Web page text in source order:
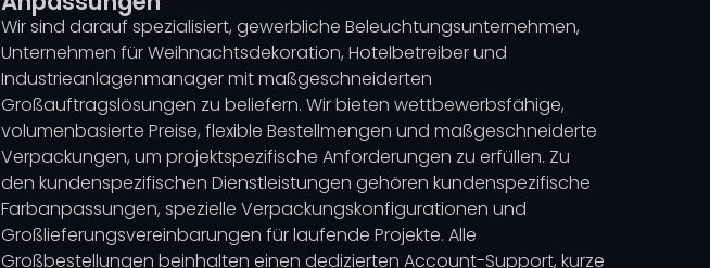
Wir sind darauf spezialisiert, gewerbliche Beleuchtungsunternehmen,
Unternehmen für Weihnachtsdekoration, Hotelbetreiber und
Industrieanlagenmanager mit maßgeschneiderten
Großauftragslösungen zu beliefern. Wir bieten wettbewerbsfähige,
volumenbasierte Preise, flexible Bestellmengen und maßgeschneiderte
Verpackungen, um projektspezifische Anforderungen zu erfüllen. Zu
den kundenspezifischen Dienstleistungen gehören kundenspezifische
Farbanpassungen, spezielle Verpackungskonfigurationen und
Großlieferungsvereinbarungen für laufende Projekte. Alle
Großbestellungen beinhalten einen dedizierten Account-Support, kurze